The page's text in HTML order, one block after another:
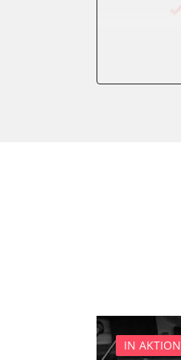
IN AKTION